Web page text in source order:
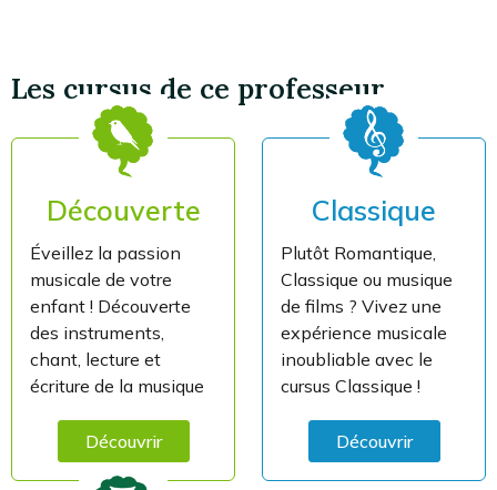
Les cursus de ce professeur
Découverte
Éveillez la passion
musicale de votre
enfant ! Découverte
des instruments,
chant, lecture et
écriture de la musique
Découvrir
Classique
Plutôt Romantique,
Classique ou musique
de films ? Vivez une
expérience musicale
inoubliable avec le
cursus Classique !
Découvrir